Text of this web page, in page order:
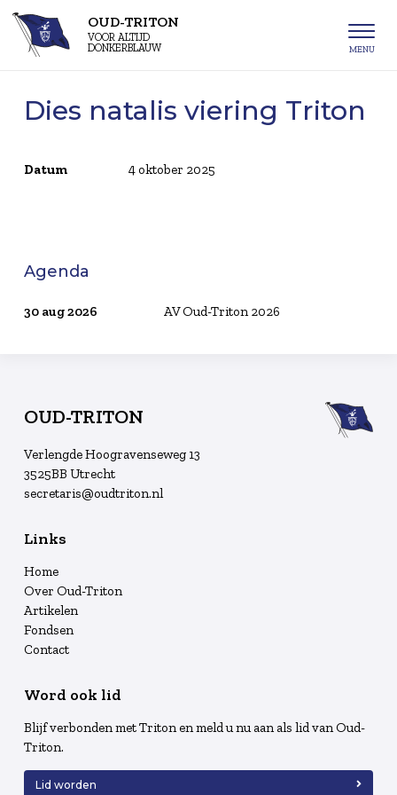
OUD-TRITON
VOOR ALTIJD
DONKERBLAUW
Dies natalis viering Triton
Datum 4 oktober 2025
Agenda
30 aug 2026 AV Oud-Triton 2026
OUD-TRITON
Verlengde Hoogravenseweg 13
3525BB Utrecht
secretaris@oudtriton.nl
Links
Home
Over Oud-Triton
Artikelen
Fondsen
Contact
Word ook lid
Blijf verbonden met Triton en meld u nu aan als lid van Oud-
Triton.
Lid worden